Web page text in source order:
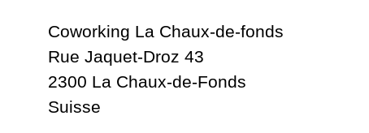
Coworking La Chaux-de-fonds
Rue Jaquet-Droz 43
2300 La Chaux-de-Fonds
Suisse